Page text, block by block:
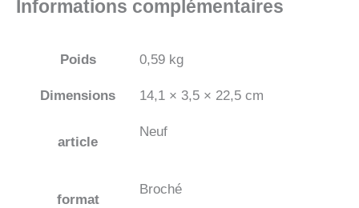
Informations complémentaires
Poids 0,59 kg
Dimensions 14,1 × 3,5 × 22,5 cm
article
Neuf
format
Broché